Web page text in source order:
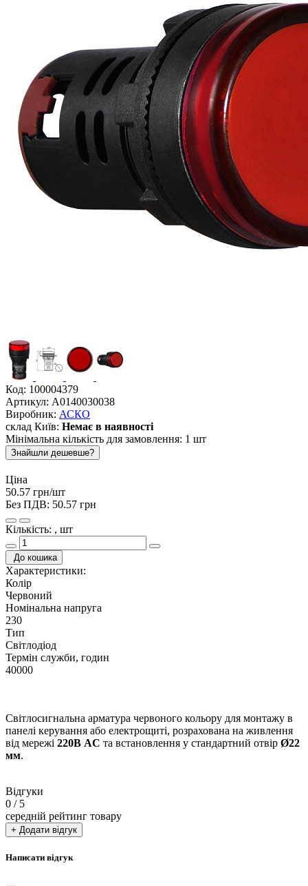
Код: 100004379
Артикул: A0140030038
Виробник: АСКО
склад Київ: Немає в наявності
Мінімальна кількість для замовлення: 1 шт
Знайшли дешевше?
Ціна
50.57 грн/шт
Без ПДВ: 50.57 грн
Кількість: , шт
До кошика
Характеристики:
Колір
Червоний
Номінальна напруга
230
Тип
Світлодіод
Термін служби, годин
40000
Світлосигнальна арматура червоного кольору для монтажу в
панелі керування або електрощиті, розрахована на живлення
від мережі 220В AC та встановлення у стандартний отвір Ø22
мм.
Відгуки
0 / 5
середній рейтинг товару
+ Додати відгук
Написати відгук